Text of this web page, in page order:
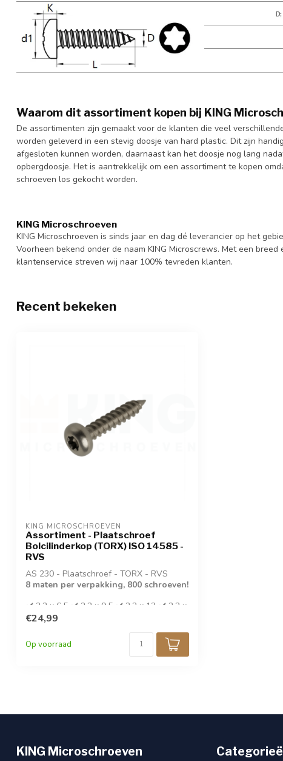
Waarom dit assortiment kopen bij KING
De assortimenten zijn gemaakt voor de klanten die veel
worden geleverd in een stevig doosje van hard plastic. Dit zijn
afgesloten kunnen worden, daarnaast kan het doosje nog lang
opbergdoosje. Het is aantrekkelijk om een assortiment te kopen
schroeven los gekocht worden.
KING Microschroeven
KING Microschroeven is sinds jaar en dag dé leverancier op het
Voorheen bekend onder de naam KING Microscrews. Met een
klantenservice streven wij naar 100% tevreden klanten.
Recent bekeken
KING MICROSCHROEVEN
Assortiment - Plaatschroef
Bolcilinderkop (TORX) ISO 14585 -
RVS
AS 230 - Plaatschroef - TORX - RVS
8 maten per verpakking, 800 schroeven!
✔️ 2,2 x 6,5 ✔️ 2,2 x 9,5 ✔️ 2,2 x 13 ✔️ 2,2 x
16
16
€24,99
Op voorraad
KING Microschroeven